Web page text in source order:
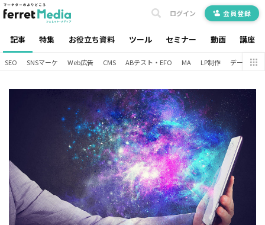
記事 特集 お役立ち資料 ツール セミナー 動画 講座
ログイン 会員登録
SEO SNSマーケ Web広告 CMS ABテスト・EFO MA LP制作 データ分析